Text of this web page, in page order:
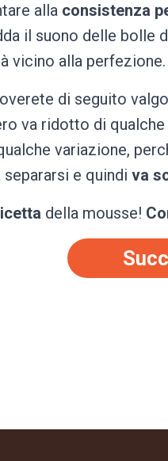
alla consistenza
il suono delle bolle
vicino alla perfezione.
di seguito
va ridotto di
variazione,
e quindi va
della mousse!